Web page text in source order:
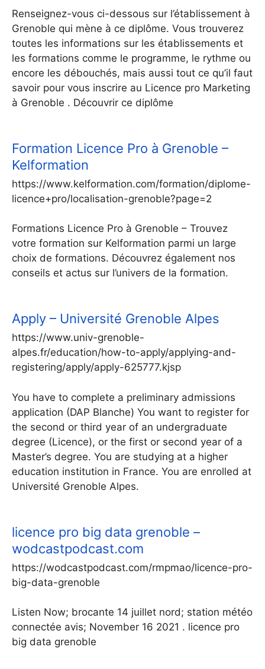
Renseignez-vous ci-dessous sur l’établissement à
Grenoble qui mène à ce diplôme. Vous trouverez
toutes les informations sur les établissements et
les formations comme le programme, le rythme ou
encore les débouchés, mais aussi tout ce qu’il faut
savoir pour vous inscrire au Licence pro Marketing
à Grenoble . Découvrir ce diplôme
Formation Licence Pro à Grenoble –
Kelformation
https://www.kelformation.com/formation/diplome-
licence+pro/localisation-grenoble?page=2
Formations Licence Pro à Grenoble – Trouvez
votre formation sur Kelformation parmi un large
choix de formations. Découvrez également nos
conseils et actus sur l’univers de la formation.
Apply – Université Grenoble Alpes
https://www.univ-grenoble-
alpes.fr/education/how-to-apply/applying-and-
registering/apply/apply-625777.kjsp
You have to complete a preliminary admissions
application (DAP Blanche) You want to register for
the second or third year of an undergraduate
degree (Licence), or the first or second year of a
Master’s degree. You are studying at a higher
education institution in France. You are enrolled at
Université Grenoble Alpes.
licence pro big data grenoble –
wodcastpodcast.com
https://wodcastpodcast.com/rmpmao/licence-pro-
big-data-grenoble
Listen Now; brocante 14 juillet nord; station météo
connectée avis; November 16 2021 . licence pro
big data grenoble